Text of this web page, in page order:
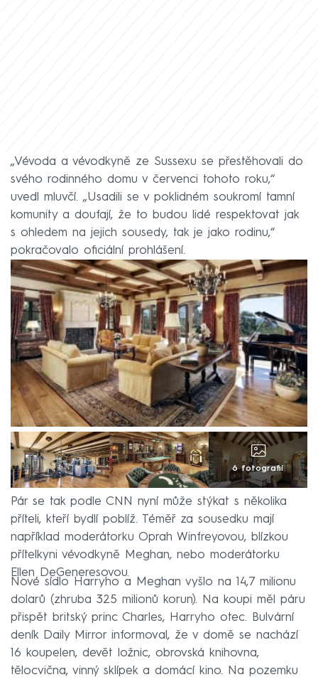
„Vévoda a vévodkyně ze Sussexu se přestěhovali do
svého rodinného domu v červenci tohoto roku,“
uvedl mluvčí. „Usadili se v poklidném soukromí tamní
komunity a doufají, že to budou lidé respektovat jak
s ohledem na jejich sousedy, tak je jako rodinu,“
pokračovalo oficiální prohlášení.
6 fotografií
Pár se tak podle CNN nyní může stýkat s několika
příteli, kteří bydlí poblíž. Téměř za sousedku mají
například moderátorku Oprah Winfreyovou, blízkou
přítelkyni vévodkyně Meghan, nebo moderátorku
Ellen DeGeneresovou.
Nové sídlo Harryho a Meghan vyšlo na 14,7 milionu
dolarů (zhruba 325 milionů korun). Na koupi měl páru
přispět britský princ Charles, Harryho otec. Bulvární
deník Daily Mirror informoval, že v domě se nachází
16 koupelen, devět ložnic, obrovská knihovna,
tělocvična, vinný sklípek a domácí kino. Na pozemku